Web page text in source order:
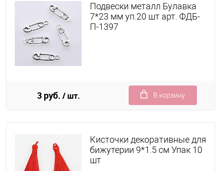
Подвески металл Булавка
7*23 мм уп.20 шт арт. ФДБ-
П-1397
3 руб. / шт. В корзину
Кисточки декоративные для
бижутерии 9*1.5 см Упак 10
шт